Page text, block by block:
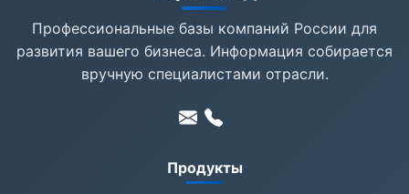
Профессиональные базы компаний России для
развития вашего бизнеса. Информация собирается
вручную специалистами отрасли.
Продукты